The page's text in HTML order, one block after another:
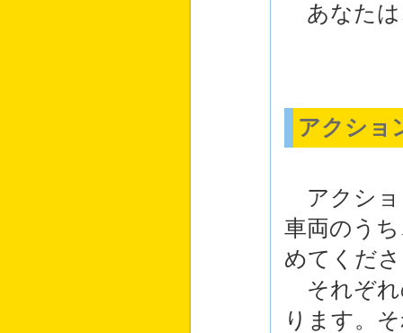
あなたは
アクショ
アクショ
車両のう
めてくだ
それぞれ
ります。